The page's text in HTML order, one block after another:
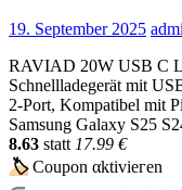
19. September 2025
RAVIAD 20W USB C
Schnellladegerät mit
2-Port, Kompatibel mit
Samsung Galaxy S25
8.63 statt 17.99 €
🏷Сοuрοn αktiviегеn